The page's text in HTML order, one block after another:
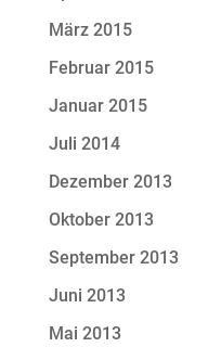
März 2015
Februar 2015
Januar 2015
Juli 2014
Dezember 2013
Oktober 2013
September 2013
Juni 2013
Mai 2013